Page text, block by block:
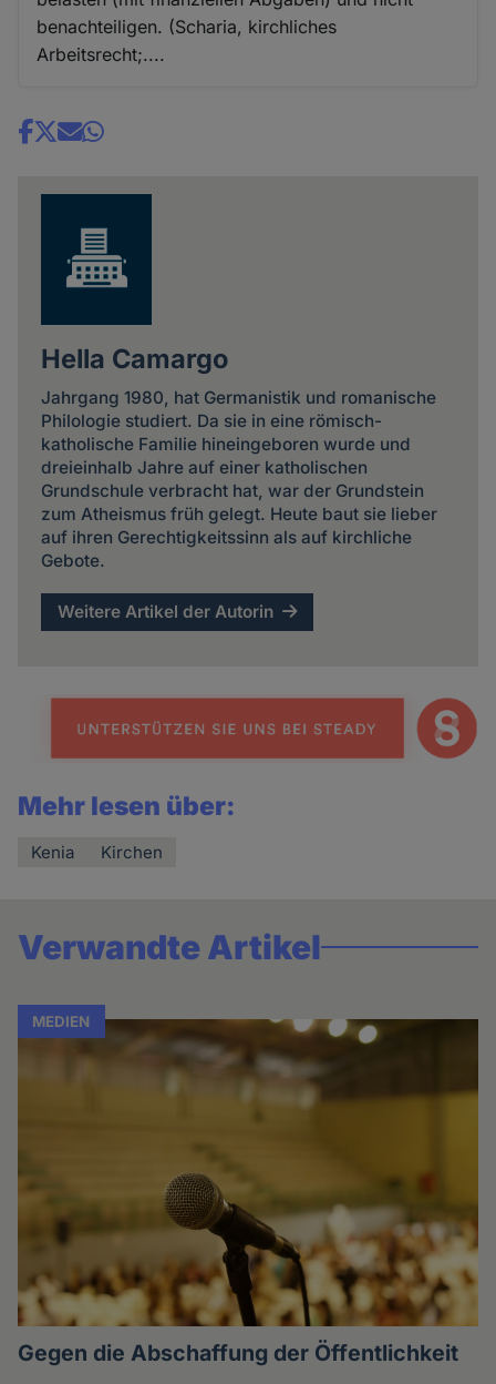
benachteiligen. (Scharia, kirchliches
Arbeitsrecht;....
Share
Hella Camargo
Jahrgang 1980, hat Germanistik und romanische
Philologie studiert. Da sie in eine römisch-
katholische Familie hineingeboren wurde und
dreieinhalb Jahre auf einer katholischen
Grundschule verbracht hat, war der Grundstein
zum Atheismus früh gelegt. Heute baut sie lieber
auf ihren Gerechtigkeitssinn als auf kirchliche
Gebote.
Weitere Artikel der Autorin
Mehr lesen über:
Kenia Kirchen
Verwandte Artikel
MEDIEN
Gegen die Abschaffung der Öffentlichkeit